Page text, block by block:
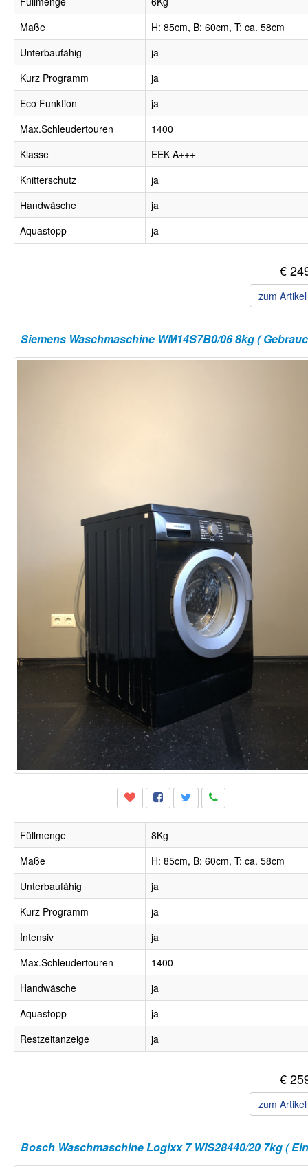
Maße
H: 85cm, B: 60cm, T: ca. 58cm
Unterbaufähig
ja
Kurz Programm
ja
Eco Funktion
ja
Max.Schleudertouren
1400
Klasse
EEK A+++
Knitterschutz
ja
Handwäsche
ja
Aquastopp
ja
€
zum
Füllmenge
8Kg
Maße
H: 85cm, B: 60cm, T: ca. 58cm
Unterbaufähig
ja
Kurz Programm
ja
Intensiv
ja
Max.Schleudertouren
1400
Handwäsche
ja
Aquastopp
ja
Restzeitanzeige
ja
€
zum